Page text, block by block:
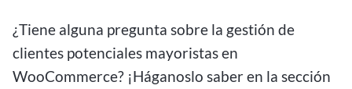
¿Tiene alguna pregunta sobre la gestión de
clientes potenciales mayoristas en
WooCommerce? ¡Háganoslo saber en la sección